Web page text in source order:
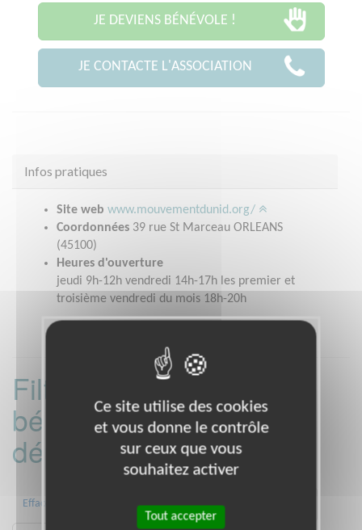
JE DEVIENS BÉNÉVOLE !
JE CONTACTE L'ASSOCIATION
Infos pratiques
Site web www.mouvementdunid.org/
Coordonnées 39 rue St Marceau ORLEANS
(45100)
Heures d'ouverture
jeudi 9h-12h vendredi 14h-17h les premier et
troisième vendredi du mois 18h-20h
Filtrer les missions
bénévoles par
département :
Effacer 45 49
Ce site utilise des cookies
et vous donne le contrôle
sur ceux que vous
souhaitez activer
Tout accepter